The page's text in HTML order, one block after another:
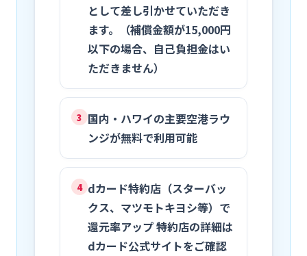
として差し引かせていただき
ます。（補償金額が15,000円
以下の場合、自己負担金はい
ただきません）
3 国内・ハワイの主要空港ラウ
ンジが無料で利用可能
4 dカード特約店（スターバッ
クス、マツモトキヨシ等）で
還元率アップ 特約店の詳細は
dカード公式サイトをご確認